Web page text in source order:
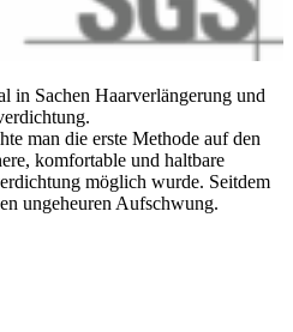
in Sachen Haarverlängerung und
man die erste Methode auf den
komfortable und haltbare
möglich wurde. Seitdem
ungeheuren Aufschwung.